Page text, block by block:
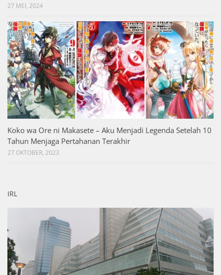
27 MEI, 2024
Koko wa Ore ni Makasete – Aku Menjadi Legenda Setelah 10
Tahun Menjaga Pertahanan Terakhir
27 OKTOBER, 2023
IRL